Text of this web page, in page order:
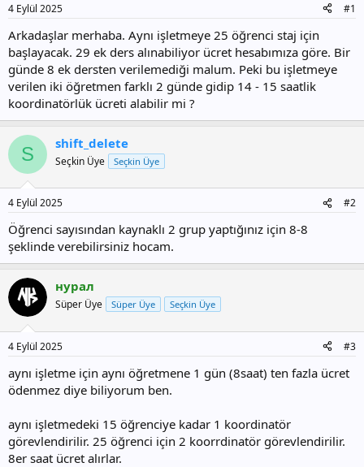
l
a
t
a
n
a
r
h
i
4 Eylül 2025 #1
Arkadaşlar merhaba. Aynı işletmeye 25 öğrenci staj için
başlayacak. 29 ek ders alınabiliyor ücret hesabımıza göre. Bir
günde 8 ek dersten verilemediği malum. Peki bu işletmeye
verilen iki öğretmen farklı 2 günde gidip 14 - 15 saatlik
koordinatörlük ücreti alabilir mi ?
S shift_delete
Seçkin Üye Seçkin Üye
4 Eylül 2025 #2
Öğrenci sayısından kaynaklı 2 grup yaptığınız için 8-8
şeklinde verebilirsiniz hocam.
нурал
Süper Üye Süper Üye Seçkin Üye
4 Eylül 2025 #3
aynı işletme için aynı öğretmene 1 gün (8saat) ten fazla ücret
ödenmez diye biliyorum ben.
aynı işletmedeki 15 öğrenciye kadar 1 koordinatör
görevlendirilir. 25 öğrenci için 2 koorrdinatör görevlendirilir.
8er saat ücret alırlar.